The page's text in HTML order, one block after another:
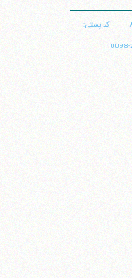
کد پستی: